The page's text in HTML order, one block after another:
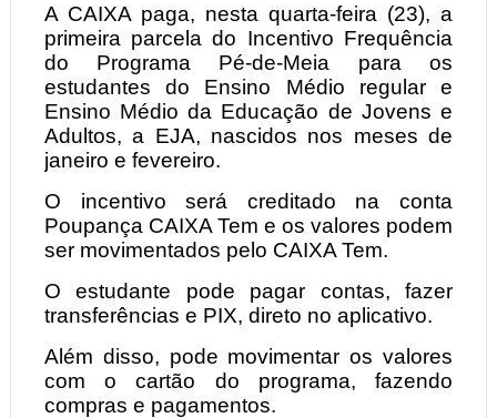
A CAIXA paga, nesta quarta-feira (23), a
primeira parcela do Incentivo Frequência
do Programa Pé-de-Meia para os
estudantes do Ensino Médio regular e
Ensino Médio da Educação de Jovens e
Adultos, a EJA, nascidos nos meses de
janeiro e fevereiro.
O incentivo será creditado na conta
Poupança CAIXA Tem e os valores podem
ser movimentados pelo CAIXA Tem.
O estudante pode pagar contas, fazer
transferências e PIX, direto no aplicativo.
Além disso, pode movimentar os valores
com o cartão do programa, fazendo
compras e pagamentos.